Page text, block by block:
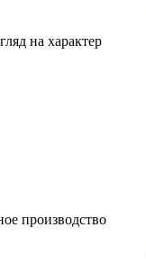
на характер
производство